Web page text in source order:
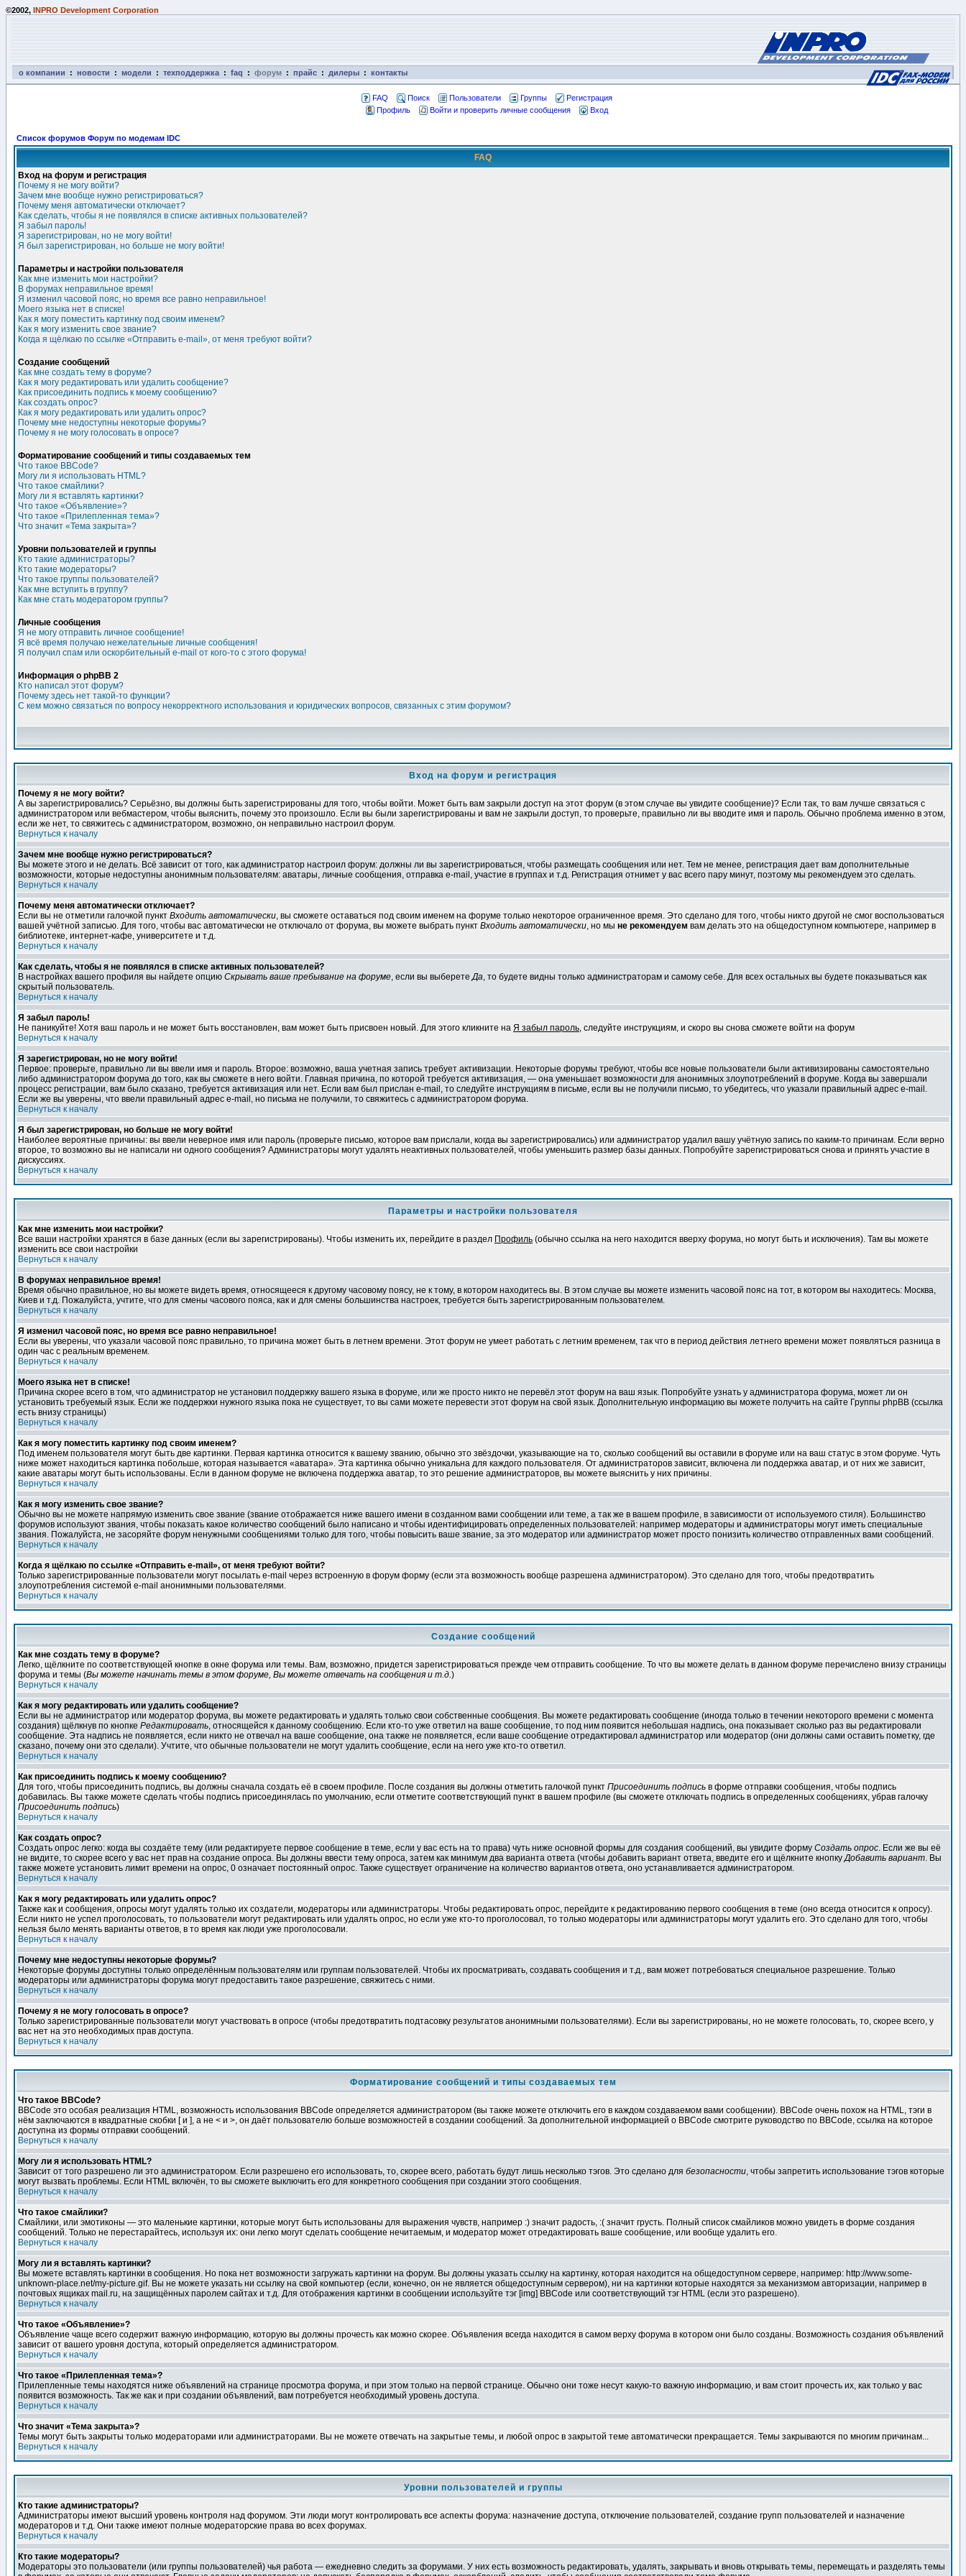
©2002, INPRO Development Corporation
о компании : новости : модели : техподдержка : faq : форум : прайс : дилеры : контакты
FAQ Поиск Пользователи Группы
Регистрация
Профиль
Войти и проверить личные сообщения Вход
Список форумов Форум по модемам IDC
FAQ
Вход на форум и регистрация
Почему я не могу войти?
Зачем мне вообще нужно регистрироваться?
Почему меня автоматически отключает?
Как сделать, чтобы я не появлялся в списке активных пользователей?
Я забыл пароль!
Я зарегистрирован, но не могу войти!
Я был зарегистрирован, но больше не могу войти!
Параметры и настройки пользователя
Как мне изменить мои настройки?
В форумах неправильное время!
Я изменил часовой пояс, но время все равно неправильное!
Моего языка нет в списке!
Как я могу поместить картинку под своим именем?
Как я могу изменить свое звание?
Когда я щёлкаю по ссылке «Отправить e-mail», от меня требуют войти?
Создание сообщений
Как мне создать тему в форуме?
Как я могу редактировать или удалить сообщение?
Как присоединить подпись к моему сообщению?
Как создать опрос?
Как я могу редактировать или удалить опрос?
Почему мне недоступны некоторые форумы?
Почему я не могу голосовать в опросе?
Форматирование сообщений и типы создаваемых тем
Что такое BBCode?
Могу ли я использовать HTML?
Что такое смайлики?
Могу ли я вставлять картинки?
Что такое «Объявление»?
Что такое «Прилепленная тема»?
Что значит «Тема закрыта»?
Уровни пользователей и группы
Кто такие администраторы?
Кто такие модераторы?
Что такое группы пользователей?
Как мне вступить в группу?
Как мне стать модератором группы?
Личные сообщения
Я не могу отправить личное сообщение!
Я всё время получаю нежелательные личные сообщения!
Я получил спам или оскорбительный e-mail от кого-то с этого форума!
Информация о phpBB 2
Кто написал этот форум?
Почему здесь нет такой-то функции?
С кем можно связаться по вопросу некорректного использования и юридических вопросов, связанных с этим форумом?
Вход на форум и регистрация
Почему я не могу войти?
А вы зарегистрировались? Серьёзно, вы должны быть зарегистрированы для того, чтобы войти. Может быть вам закрыли доступ на этот форум (в этом случае вы увидите сообщение)? Если так, то вам лучше связаться с
администратором или вебмастером, чтобы выяснить, почему это произошло. Если вы были зарегистрированы и вам не закрыли доступ, то проверьте, правильно ли вы вводите имя и пароль. Обычно проблема именно в этом,
если же нет, то свяжитесь с администратором, возможно, он неправильно настроил форум.
Вернуться к началу
Зачем мне вообще нужно регистрироваться?
Вы можете этого и не делать. Всё зависит от того, как администратор настроил форум: должны ли вы зарегистрироваться, чтобы размещать сообщения или нет. Тем не менее, регистрация дает вам дополнительные
возможности, которые недоступны анонимным пользователям: аватары, личные сообщения, отправка e-mail, участие в группах и т.д. Регистрация отнимет у вас всего пару минут, поэтому мы рекомендуем это сделать.
Вернуться к началу
Почему меня автоматически отключает?
Если вы не отметили галочкой пункт Входить автоматически, вы сможете оставаться под своим именем на форуме только некоторое ограниченное время. Это сделано для того, чтобы никто другой не смог воспользоваться
вашей учётной записью. Для того, чтобы вас автоматически не отключало от форума, вы можете выбрать пункт Входить автоматически, но мы не рекомендуем вам делать это на общедоступном компьютере, например в
библиотеке, интернет-кафе, университете и т.д.
Вернуться к началу
Как сделать, чтобы я не появлялся в списке активных пользователей?
В настройках вашего профиля вы найдете опцию Скрывать ваше пребывание на форуме, если вы выберетеДа, то будете видны только администраторам и самому себе. Для всех остальных вы будете показываться как
скрытый пользователь.
Вернуться к началу
Я забыл пароль!
Не паникуйте! Хотя ваш пароль и не может быть восстановлен, вам может быть присвоен новый. Для этого кликните на Я забыл пароль, следуйте инструкциям, и скоро вы снова сможете войти на форум
Вернуться к началу
Я зарегистрирован, но не могу войти!
Первое: проверьте, правильно ли вы ввели имя и пароль. Второе: возможно, ваша учетная запись требует активизации. Некоторые форумы требуют, чтобы все новые пользователи были активизированы самостоятельно
либо администратором форума до того, как вы сможете в него войти. Главная причина, по которой требуется активизация, — она уменьшает возможности для анонимных злоупотреблений в форуме. Когда вы завершали
процесс регистрации, вам было сказано, требуется активизация или нет. Если вам был прислан e-mail, то следуйте инструкциям в письме, если вы не получили письмо, то убедитесь, что указали правильный адрес e-mail.
Если же вы уверены, что ввели правильный адрес e-mail, но письма не получили, то свяжитесь с администратором форума.
Вернуться к началу
Я был зарегистрирован, но больше не могу войти!
Наиболее вероятные причины: вы ввели неверное имя или пароль (проверьте письмо, которое вам прислали, когда вы зарегистрировались) или администратор удалил вашу учётную запись по каким-то причинам. Если верно
второе, то возможно вы не написали ни одного сообщения? Администраторы могут удалять неактивных пользователей, чтобы уменьшить размер базы данных. Попробуйте зарегистрироваться снова и принять участие в
дискуссиях.
Вернуться к началу
Параметры и настройки пользователя
Как мне изменить мои настройки?
Все ваши настройки хранятся в базе данных (если вы зарегистрированы). Чтобы изменить их, перейдите в раздел Профиль (обычно ссылка на него находится вверху форума, но могут быть и исключения). Там вы можете
изменить все свои настройки
Вернуться к началу
В форумах неправильное время!
Время обычно правильное, но вы можете видеть время, относящееся к другому часовому поясу, не к тому, в котором находитесь вы. В этом случае вы можете изменить часовой пояс на тот, в котором вы находитесь: Москва,
Киев и т.д. Пожалуйста, учтите, что для смены часового пояса, как и для смены большинства настроек, требуется быть зарегистрированным пользователем.
Вернуться к началу
Я изменил часовой пояс, но время все равно неправильное!
Если вы уверены, что указали часовой пояс правильно, то причина может быть в летнем времени. Этот форум не умеет работать с летним временем, так что в период действия летнего времени может появляться разница в
один час с реальным временем.
Вернуться к началу
Моего языка нет в списке!
Причина скорее всего в том, что администратор не установил поддержку вашего языка в форуме, или же просто никто не перевёл этот форум на ваш язык. Попробуйте узнать у администратора форума, может ли он
установить требуемый язык. Если же поддержки нужного языка пока не существует, то вы сами можете перевести этот форум на свой язык. Дополнительную информацию вы можете получить на сайте Группы phpBB (ссылка
есть внизу страницы)
Вернуться к началу
Как я могу поместить картинку под своим именем?
Под именем пользователя могут быть две картинки. Первая картинка относится к вашему званию, обычно это звёздочки, указывающие на то, сколько сообщений вы оставили в форуме или на ваш статус в этом форуме. Чуть
ниже может находиться картинка побольше, которая называется «аватара». Эта картинка обычно уникальна для каждого пользователя. От администраторов зависит, включена ли поддержка аватар, и от них же зависит,
какие аватары могут быть использованы. Если в данном форуме не включена поддержка аватар, то это решение администраторов, вы можете выяснить у них причины.
Вернуться к началу
Как я могу изменить свое звание?
Обычно вы не можете напрямую изменить свое звание (звание отображается ниже вашего имени в созданном вами сообщении или теме, а так же в вашем профиле, в зависимости от используемого стиля). Большинство
форумов используют звания, чтобы показать какое количество сообщений было написано и чтобы идентифицировать определенных пользователей: например модераторы и администраторы могут иметь специальные
звания. Пожалуйста, не засоряйте форум ненужными сообщениями только для того, чтобы повысить ваше звание, за это модератор или администратор может просто понизить количество отправленных вами сообщений.
Вернуться к началу
Когда я щёлкаю по ссылке «Отправить e-mail», от меня требуют войти?
Только зарегистрированные пользователи могут посылать e-mail через встроенную в форум форму (если эта возможность вообще разрешена администратором). Это сделано для того, чтобы предотвратить
злоупотребления системой e-mail анонимными пользователями.
Вернуться к началу
Создание сообщений
Как мне создать тему в форуме?
Легко, щёлкните по соответствующей кнопке в окне форума или темы. Вам, возможно, придется зарегистрироваться прежде чем отправить сообщение. То что вы можете делать в данном форуме перечислено внизу страницы
форума и темы (Вы можете начинать темы в этом форуме, Вы можете отвечать на сообщения и т.д.)
Вернуться к началу
Как я могу редактировать или удалить сообщение?
Если вы не администратор или модератор форума, вы можете редактировать и удалять только свои собственные сообщения. Вы можете редактировать сообщение (иногда только в течении некоторого времени с момента
создания) щёлкнув по кнопке Редактировать, относящейся к данному сообщению. Если кто-то уже ответил на ваше сообщение, то под ним появится небольшая надпись, она показывает сколько раз вы редактировали
сообщение. Эта надпись не появляется, если никто не отвечал на ваше сообщение, она также не появляется, если ваше сообщение отредактировал администратор или модератор (они должны сами оставить пометку, где
сказано, почему они это сделали). Учтите, что обычные пользователи не могут удалить сообщение, если на него уже кто-то ответил.
Вернуться к началу
Как присоединить подпись к моему сообщению?
Для того, чтобы присоединить подпись, вы должны сначала создать её в своем профиле. После создания вы должны отметить галочкой пункт Присоединить подпись в форме отправки сообщения, чтобы подпись
добавилась. Вы также можете сделать чтобы подпись присоединялась по умолчанию, если отметите соответствующий пункт в вашем профиле (вы сможете отключать подпись в определенных сообщениях, убрав галочку
Присоединить подпись)
Вернуться к началу
Как создать опрос?
Создать опрос легко: когда вы создаёте тему (или редактируете первое сообщение в теме, если у вас есть на то права) чуть ниже основной формы для создания сообщений, вы увидите форму Создать опрос. Если же вы её
не видите, то скорее всего у вас нет прав на создание опроса. Вы должны ввести тему опроса, затем как минимум два варианта ответа (чтобы добавить вариант ответа, введите его и щёлкните кнопкуДобавить вариант. Вы
также можете установить лимит времени на опрос, 0 означает постоянный опрос. Также существует ограничение на количество вариантов ответа, оно устанавливается администратором.
Вернуться к началу
Как я могу редактировать или удалить опрос?
Также как и сообщения, опросы могут удалять только их создатели, модераторы или администраторы. Чтобы редактировать опрос, перейдите к редактированию первого сообщения в теме (оно всегда относится к опросу).
Если никто не успел проголосовать, то пользователи могут редактировать или удалять опрос, но если уже кто-то проголосовал, то только модераторы или администраторы могут удалить его. Это сделано для того, чтобы
нельзя было менять варианты ответов, в то время как люди уже проголосовали.
Вернуться к началу
Почему мне недоступны некоторые форумы?
Некоторые форумы доступны только определённым пользователям или группам пользователей. Чтобы их просматривать, создавать сообщения и т.д., вам может потребоваться специальное разрешение. Только
модераторы или администраторы форума могут предоставить такое разрешение, свяжитесь с ними.
Вернуться к началу
Почему я не могу голосовать в опросе?
Только зарегистрированные пользователи могут участвовать в опросе (чтобы предотвратить подтасовку результатов анонимными пользователями). Если вы зарегистрированы, но не можете голосовать, то, скорее всего, у
вас нет на это необходимых прав доступа.
Вернуться к началу
Форматирование сообщений и типы создаваемых тем
Что такое BBCode?
BBCode это особая реализация HTML, возможность использования BBCode определяется администратором (вы также можете отключить его в каждом создаваемом вами сообщении). BBCode очень похож на HTML, тэги в
нём заключаются в квадратные скобки [ и ], а не < и >, он даёт пользователю больше возможностей в создании сообщений. За дополнительной информацией о BBCode смотрите руководство по BBCode, ссылка на которое
доступна из формы отправки сообщений.
Вернуться к началу
Могу ли я использовать HTML?
Зависит от того разрешено ли это администратором. Если разрешено его использовать, то, скорее всего, работать будут лишь несколько тэгов. Это сделано для безопасности, чтобы запретить использование тэгов которые
могут вызвать проблемы. Если HTML включён, то вы сможете выключить его для конкретного сообщения при создании этого сообщения.
Вернуться к началу
Что такое смайлики?
Смайлики, или эмотиконы — это маленькие картинки, которые могут быть использованы для выражения чувств, например :) значит радость, :( значит грусть. Полный список смайликов можно увидеть в форме создания
сообщений. Только не перестарайтесь, используя их: они легко могут сделать сообщение нечитаемым, и модератор может отредактировать ваше сообщение, или вообще удалить его.
Вернуться к началу
Могу ли я вставлять картинки?
Вы можете вставлять картинки в сообщения. Но пока нет возможности загружать картинки на форум. Вы должны указать ссылку на картинку, которая находится на общедоступном сервере, например: http://www.some-
unknown-place.net/my-picture.gif. Вы не можете указать ни ссылку на свой компьютер (если, конечно, он не является общедоступным сервером), ни на картинки которые находятся за механизмом авторизации, например в
почтовых ящиках mail.ru, на защищённых паролем сайтах и т.д. Для отображения картинки в сообщении используйте тэг [img] BBCode или соответствующий тэг HTML (если это разрешено).
Вернуться к началу
Что такое «Объявление»?
Объявление чаще всего содержит важную информацию, которую вы должны прочесть как можно скорее. Объявления всегда находится в самом верху форума в котором они было созданы. Возможность создания объявлений
зависит от вашего уровня доступа, который определяется администратором.
Вернуться к началу
Что такое «Прилепленная тема»?
Прилепленные темы находятся ниже объявлений на странице просмотра форума, и при этом только на первой странице. Обычно они тоже несут какую-то важную информацию, и вам стоит прочесть их, как только у вас
появится возможность. Так же как и при создании объявлений, вам потребуется необходимый уровень доступа.
Вернуться к началу
Что значит «Тема закрыта»?
Темы могут быть закрыты только модераторами или администраторами. Вы не можете отвечать на закрытые темы, и любой опрос в закрытой теме автоматически прекращается. Темы закрываются по многим причинам...
Вернуться к началу
Уровни пользователей и группы
Кто такие администраторы?
Администраторы имеют высший уровень контроля над форумом. Эти люди могут контролировать все аспекты форума: назначение доступа, отключение пользователей, создание групп пользователей и назначение
модераторов и т.д. Они также имеют полные модераторские права во всех форумах.
Вернуться к началу
Кто такие модераторы?
Модераторы это пользователи (или группы пользователей) чья работа — ежедневно следить за форумами. У них есть возможность редактировать, удалять, закрывать и вновь открывать темы, перемещать и разделять темы